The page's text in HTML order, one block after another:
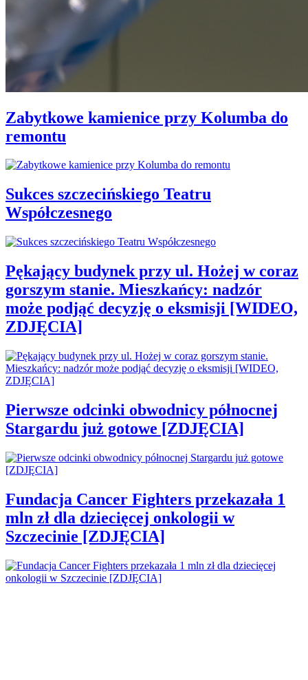
Zabytkowe kamienice przy Kolumba do
remontu
Sukces szczecińskiego Teatru
Współczesnego
Pękający budynek przy ul. Hożej w coraz
gorszym stanie. Mieszkańcy: nadzór
może podjąć decyzję o eksmisji [WIDEO,
ZDJĘCIA]
Pierwsze odcinki obwodnicy północnej
Stargardu już gotowe [ZDJĘCIA]
Fundacja Cancer Fighters przekazała 1
mln zł dla dziecięcej onkologii w
Szczecinie [ZDJĘCIA]